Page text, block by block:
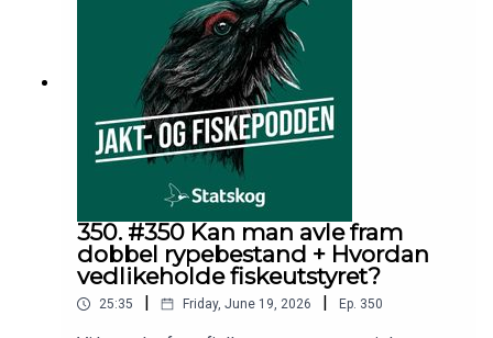
350. #350 Kan man avle fram
dobbel rypebestand + Hvordan
vedlikeholde fiskeutstyret?
25:35 | Friday, June 19, 2026 | Ep. 350